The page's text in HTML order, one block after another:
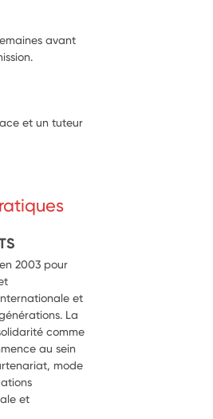
avant
et un tuteur
2003 pour
et
La
comme
au sein
mode
et